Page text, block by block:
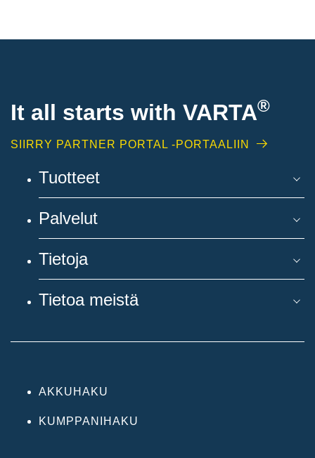
It all starts with VARTA®
SIIRRY PARTNER PORTAL -PORTAALIIN
Tuotteet
Palvelut
Tietoja
Tietoa meistä
AKKUHAKU
KUMPPANIHAKU